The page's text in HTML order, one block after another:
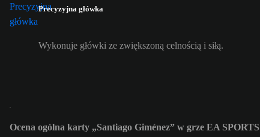
Precyzyjna główka
Wykonuje główki ze zwiększoną celnością i siłą.
Ocena ogólna karty „Santiago Giménez” w grze EA